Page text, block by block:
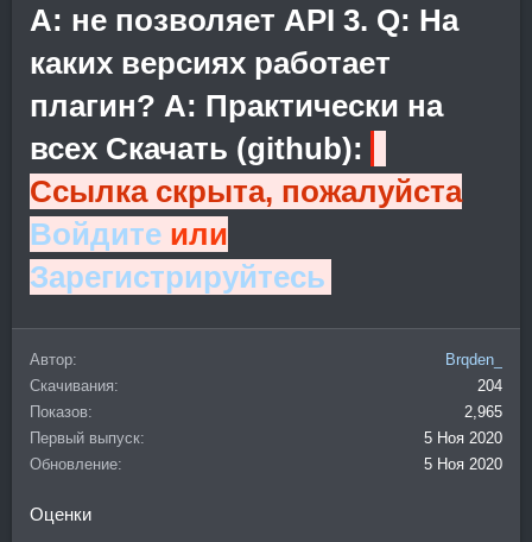
A: не позволяет API 3. Q: На
каких версиях работает
плагин? A: Практически на
всех Скачать (github):
Ссылка скрыта, пожалуйста
Войдите или
Зарегистрируйтесь
Автор
Brqden_
Скачивания
204
Показов
2,965
Первый выпуск
5 Ноя 2020
Обновление
5 Ноя 2020
Оценки